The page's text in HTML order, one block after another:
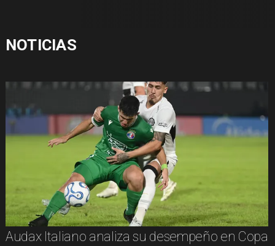
NOTICIAS
Audax Italiano analiza su desempeño en Copa